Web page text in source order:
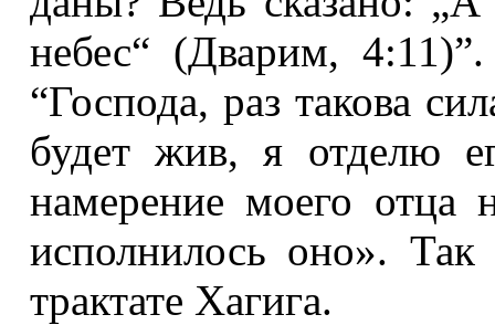
небес“ (Дварим,
“Господа, раз такова
будет жив, я отделю
намерение моего
исполнилось оно».
трактате Хагига.